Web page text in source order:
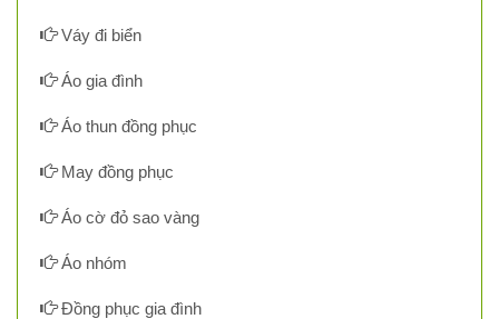
Váy đi biển
Áo gia đình
Áo thun đồng phục
May đồng phục
Áo cờ đỏ sao vàng
Áo nhóm
Đồng phục gia đình